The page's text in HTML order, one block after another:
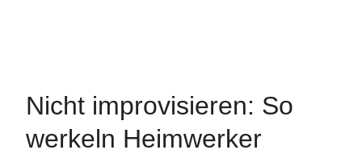
Nicht improvisieren: So
werkeln Heimwerker